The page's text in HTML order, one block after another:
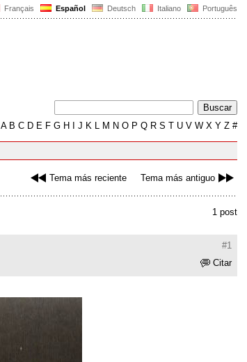
Français Español Deutsch Italiano Português
AB C D E F G H J K L M N O P Q R S T U V W X Y Z #
Tema más reciente Tema más antiguo
1 post
#1
Citar